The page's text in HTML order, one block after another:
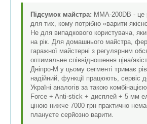
Підсумок майстра: ММА-200DB - це
для тих, кому потрібно «варити
Не для випадкового користувача,
на рік. Для домашнього майстра,
гаражної майстерні з регулярним
оптимальне співвідношення ціна/
Дніпро-М у цьому сегменті тримає
надійний, функції працюють, сервіс
Україні аналогів за такою
Force + Anti-stick + дисплей + 5 мм
ціною нижче 7000 грн практично
плануєте серйозно варити.